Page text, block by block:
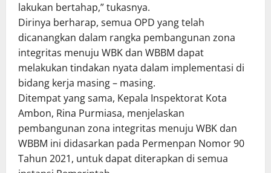
lakukan bertahap,” tukasnya.
Dirinya berharap, semua OPD yang telah
dicanangkan dalam rangka pembangunan zona
integritas menuju WBK dan WBBM dapat
melakukan tindakan nyata dalam implementasi di
bidang kerja masing – masing.
Ditempat yang sama, Kepala Inspektorat Kota
Ambon, Rina Purmiasa, menjelaskan
pembangunan zona integritas menuju WBK dan
WBBM ini didasarkan pada Permenpan Nomor 90
Tahun 2021, untuk dapat diterapkan di semua